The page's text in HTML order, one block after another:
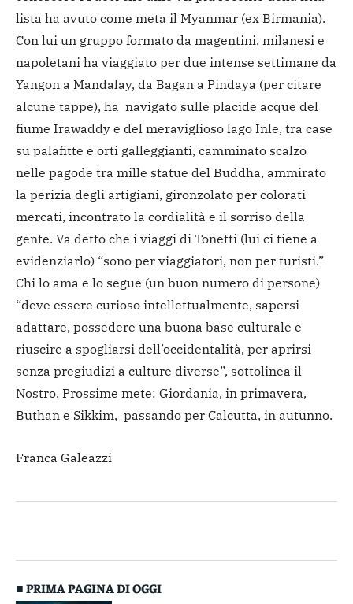
lista ha avuto come meta il Myanmar (ex Birmania).
Con lui un gruppo formato da magentini, milanesi e
napoletani ha viaggiato per due intense settimane da
Yangon a Mandalay, da Bagan a Pindaya (per citare
alcune tappe), ha navigato sulle placide acque del
fiume Irawaddy e del meraviglioso lago Inle, tra case
su palafitte e orti galleggianti, camminato scalzo
nelle pagode tra mille statue del Buddha, ammirato
la perizia degli artigiani, gironzolato per colorati
mercati, incontrato la cordialità e il sorriso della
gente. Va detto che i viaggi di Tonetti (lui ci tiene a
evidenziarlo) “sono per viaggiatori, non per turisti.”
Chi lo ama e lo segue (un buon numero di persone)
“deve essere curioso intellettualmente, sapersi
adattare, possedere una buona base culturale e
riuscire a spogliarsi dell’occidentalità, per aprirsi
senza pregiudizi a culture diverse”, sottolinea il
Nostro. Prossime mete: Giordania, in primavera,
Buthan e Sikkim, passando per Calcutta, in autunno.
Franca Galeazzi
■ PRIMA PAGINA DI OGGI